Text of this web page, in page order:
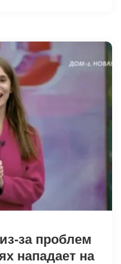
за проблем
нападает на